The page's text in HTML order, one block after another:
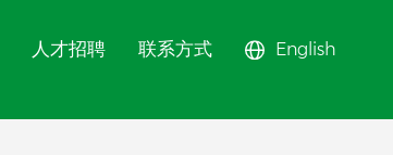
人才招聘 联系方式 English